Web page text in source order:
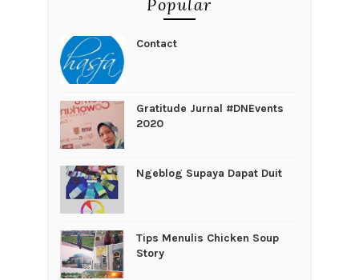
Popular
Contact
Gratitude Jurnal #DNEvents
2020
Ngeblog Supaya Dapat Duit
Tips Menulis Chicken Soup
Story